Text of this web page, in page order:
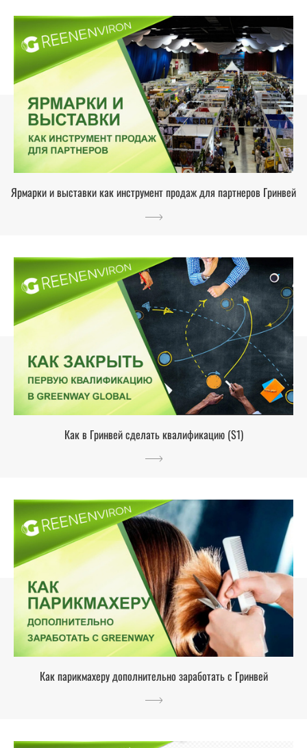
Ярмарки и выставки как инструмент продаж для партнеров Гринвей
Как в Гринвей сделать квалификацию (S1)
Как парикмахеру дополнительно заработать с Гринвей